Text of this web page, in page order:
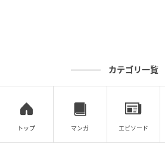
カテゴリ一覧
トップ マンガ エピソード